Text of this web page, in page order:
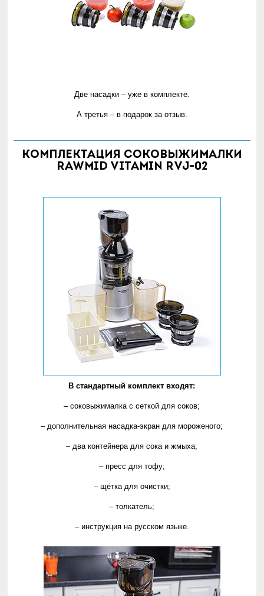
Две насадки – уже в комплекте.
А третья – в подарок за отзыв.
Комплектация соковыжималки
RAWMID Vitamin RVJ-02
В стандартный комплект входят:
– соковыжималка с сеткой для соков;
– дополнительная насадка-экран для мороженого;
– два контейнера для сока и жмыха;
– пресс для тофу;
– щётка для очистки;
– толкатель;
– инструкция на русском языке.